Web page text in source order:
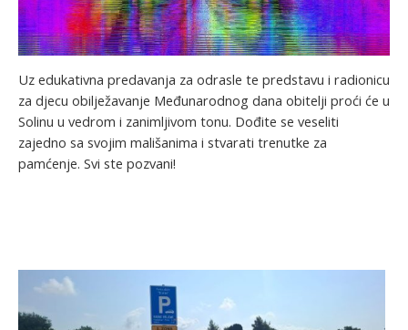
Uz edukativna predavanja za odrasle te predstavu i radionicu
za djecu obilježavanje Međunarodnog dana obitelji proći će u
Solinu u vedrom i zanimljivom tonu. Dođite se veseliti
zajedno sa svojim mališanima i stvarati trenutke za
pamćenje. Svi ste pozvani!